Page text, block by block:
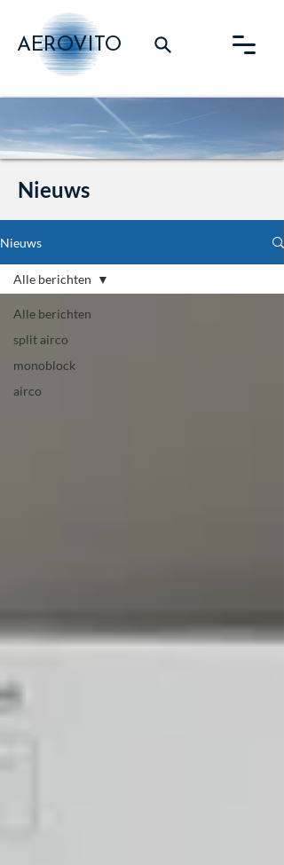
AEROVITO
Nieuws
Nieuws
Alle berichten
split airco
monoblock
airco
Alle berichten